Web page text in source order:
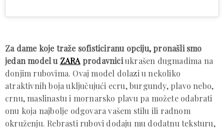
Za dame koje traže sofisticiranu opciju, pronašli smo
jedan model u ZARA prodavniciukrašen dugmadima na
donjim rubovima. Ovaj model dolazi u nekoliko
atraktivnih boja uključujući ecru, burgundy, plavo nebo,
crnu, maslinastu i mornarsko plavu pa možete odabrati
onu koja najbolje odgovara vašem stilu ili radnom
okruženju. Rebrasti rubovi dodaju mu dodatnu teksturu,